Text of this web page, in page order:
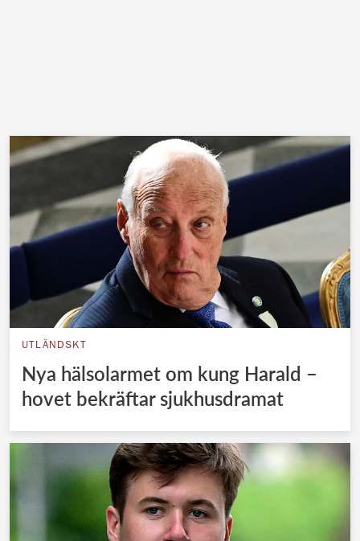
UTLÄNDSKT
Nya hälsolarmet om kung Harald –
hovet bekräftar sjukhusdramat